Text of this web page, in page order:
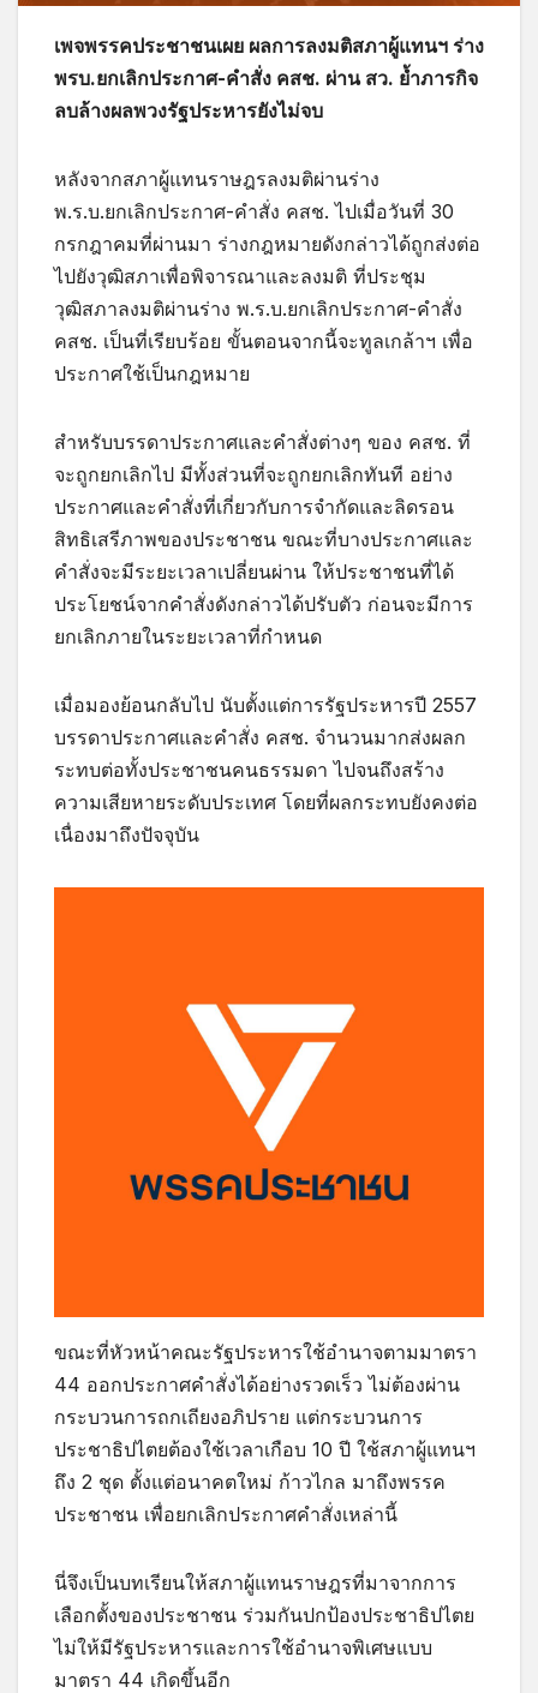
เพจพรรคประชาชนเผย ผลการลงมติสภาผู้แทนฯ ร่าง
พรบ.ยกเลิกประกาศ-คำสั่ง คสช. ผ่าน สว. ย้ำภารกิจ
ลบล้างผลพวงรัฐประหารยังไม่จบ
หลังจากสภาผู้แทนราษฎรลงมติผ่านร่าง
พ.ร.บ.ยกเลิกประกาศ-คำสั่ง คสช. ไปเมื่อวันที่ 30
กรกฎาคมที่ผ่านมา ร่างกฎหมายดังกล่าวได้ถูกส่งต่อ
ไปยังวุฒิสภาเพื่อพิจารณาและลงมติ ที่ประชุม
วุฒิสภาลงมติผ่านร่าง พ.ร.บ.ยกเลิกประกาศ-คำสั่ง
คสช. เป็นที่เรียบร้อย ขั้นตอนจากนี้จะทูลเกล้าฯ เพื่อ
ประกาศใช้เป็นกฎหมาย
สำหรับบรรดาประกาศและคำสั่งต่างๆ ของ คสช. ที่
จะถูกยกเลิกไป มีทั้งส่วนที่จะถูกยกเลิกทันที อย่าง
ประกาศและคำสั่งที่เกี่ยวกับการจำกัดและลิดรอน
สิทธิเสรีภาพของประชาชน ขณะที่บางประกาศและ
คำสั่งจะมีระยะเวลาเปลี่ยนผ่าน ให้ประชาชนที่ได้
ประโยชน์จากคำสั่งดังกล่าวได้ปรับตัว ก่อนจะมีการ
ยกเลิกภายในระยะเวลาที่กำหนด
เมื่อมองย้อนกลับไป นับตั้งแต่การรัฐประหารปี 2557
บรรดาประกาศและคำสั่ง คสช. จำนวนมากส่งผลก
ระทบต่อทั้งประชาชนคนธรรมดา ไปจนถึงสร้าง
ความเสียหายระดับประเทศ โดยที่ผลกระทบยังคงต่อ
เนื่องมาถึงปัจจุบัน
ขณะที่หัวหน้าคณะรัฐประหารใช้อำนาจตามมาตรา
44 ออกประกาศคำสั่งได้อย่างรวดเร็ว ไม่ต้องผ่าน
กระบวนการถกเถียงอภิปราย แต่กระบวนการ
ประชาธิปไตยต้องใช้เวลาเกือบ 10 ปี ใช้สภาผู้แทนฯ
ถึง 2 ชุด ตั้งแต่อนาคตใหม่ ก้าวไกล มาถึงพรรค
ประชาชน เพื่อยกเลิกประกาศคำสั่งเหล่านี้
นี่จึงเป็นบทเรียนให้สภาผู้แทนราษฎรที่มาจากการ
เลือกตั้งของประชาชน ร่วมกันปกป้องประชาธิปไตย
ไม่ให้มีรัฐประหารและการใช้อำนาจพิเศษแบบ
มาตรา 44 เกิดขึ้นอีก